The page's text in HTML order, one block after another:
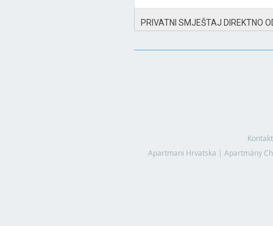
PRIVATNI SMJEŠTAJ DIREKTNO
Kontakt
Apartmani Hrvatska | Apartmány